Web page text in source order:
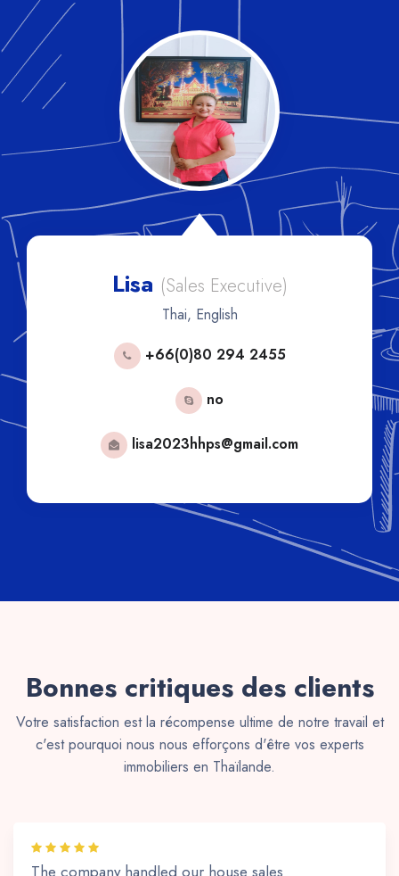
(Sales Executive)
Thai, English
294 2455
Tong
+
Bonnes critiques des clients
Votre satisfaction est la récompense ultime de notre travail et
c'est pourquoi nous nous efforçons d'être vos experts
immobiliers en Thaïlande.
The company handled our house sales